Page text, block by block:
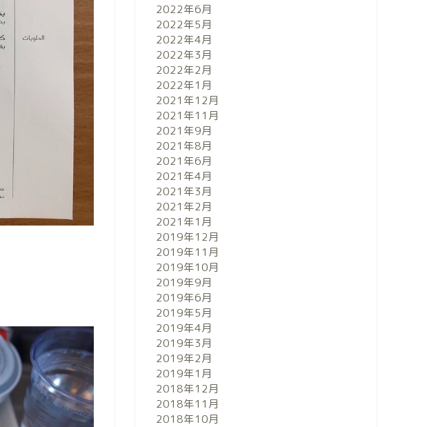
2022年6月
2022年5月
2022年4月
2022年3月
2022年2月
2022年1月
2021年12月
2021年11月
2021年9月
2021年8月
2021年6月
2021年4月
2021年3月
2021年2月
2021年1月
2019年12月
2019年11月
2019年10月
2019年9月
2019年6月
2019年5月
2019年4月
2019年3月
2019年2月
2019年1月
2018年12月
2018年11月
2018年10月